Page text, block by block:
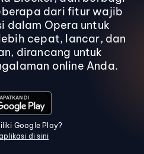
dari fitur wajib
dalam Opera untuk
cepat, lancar, dan
dirancang untuk
online Anda.
Google Play?
di sini